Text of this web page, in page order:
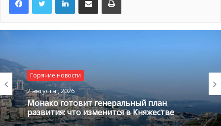
концерт молодой французской певицы Марины Кей (в
жизни – Марина Далмас), который состоялся в Опере
Гарнье Монте-Карло.
Горячие новости
2 августа , 2026
Монако готовит генеральный план
развития: что изменится в Княжестве